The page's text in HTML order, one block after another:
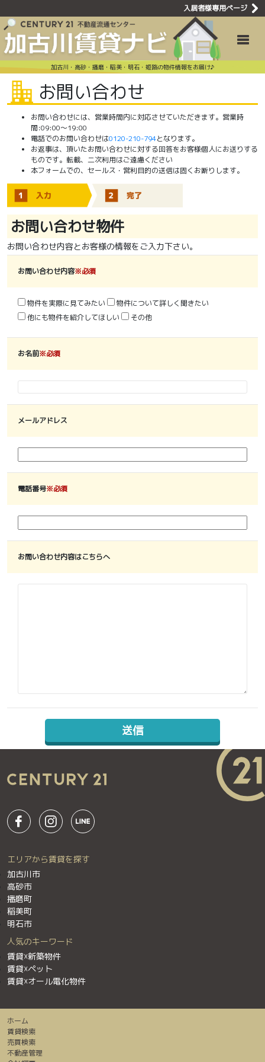
入居者様専用ページ
加古川・高砂・播磨・稲美・明石・姫路の物件情報をお届け♪
お問い合わせ
お問い合わせには、営業時間内に対応させていただきます。営業時
間:09:00〜19:00
電話でのお問い合わせは0120-210-794となります。
お返事は、頂いたお問い合わせに対する回答をお客様個人にお送りする
ものです。転載、二次利用はご遠慮ください
本フォームでの、セールス・営利目的の送信は固くお断りします。
お問い合わせ物件
お問い合わせ内容とお客様の情報をご入力下さい。
お問い合わせ内容※必須
物件を実際に見てみたい
物件について詳しく聞きたい
他にも物件を紹介してほしい
その他
お名前※必須
メールアドレス
電話番号※必須
お問い合わせ内容はこちらへ
エリアから賃貸を探す
加古川市
高砂市
播磨町
稲美町
明石市
人気のキーワード
賃貸☓新築物件
賃貸☓ペット
賃貸☓オール電化物件
ホーム
賃貸検索
売買検索
不動産管理